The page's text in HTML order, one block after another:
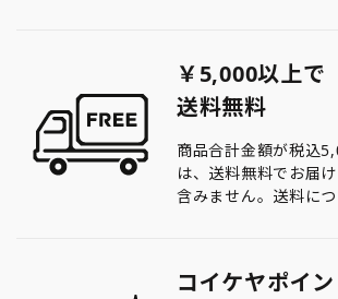
￥5,000以上で
送料無料
商品合計金額が税込
は、送料無料でお届
含みません。送料に
コイケヤポイン